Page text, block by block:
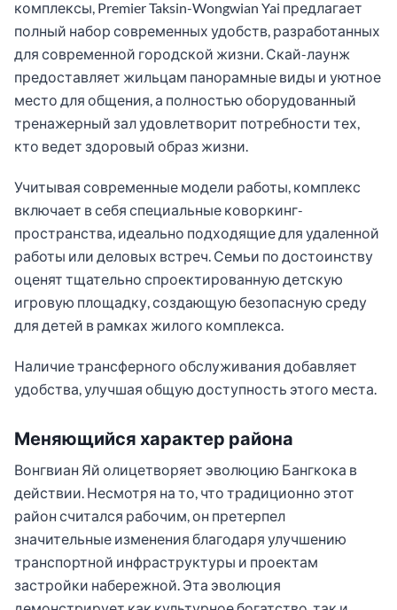
комплексы, Premier Taksin-Wongwian Yai предлагает
полный набор современных удобств, разработанных
для современной городской жизни. Скай-лаунж
предоставляет жильцам панорамные виды и уютное
место для общения, а полностью оборудованный
тренажерный зал удовлетворит потребности тех,
кто ведет здоровый образ жизни.
Учитывая современные модели работы, комплекс
включает в себя специальные коворкинг-
пространства, идеально подходящие для удаленной
работы или деловых встреч. Семьи по достоинству
оценят тщательно спроектированную детскую
игровую площадку, создающую безопасную среду
для детей в рамках жилого комплекса.
Наличие трансферного обслуживания добавляет
удобства, улучшая общую доступность этого места.
Меняющийся характер района
Вонгвиан Яй олицетворяет эволюцию Бангкока в
действии. Несмотря на то, что традиционно этот
район считался рабочим, он претерпел
значительные изменения благодаря улучшению
транспортной инфраструктуры и проектам
застройки набережной. Эта эволюция